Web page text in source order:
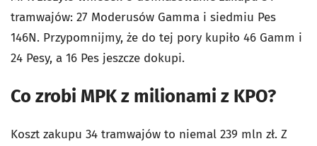
tramwajów: 27 Moderusów Gamma i siedmiu Pes
146N. Przypomnijmy, że do tej pory kupiło 46 Gamm i
24 Pesy, a 16 Pes jeszcze dokupi.
Co zrobi MPK z milionami z KPO?
Koszt zakupu 34 tramwajów to niemal 239 mln zł. Z